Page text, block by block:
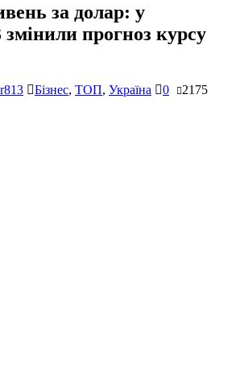
за долар: у
змінили прогноз курсу
Бізнес, ТОП, Україна 0 2175